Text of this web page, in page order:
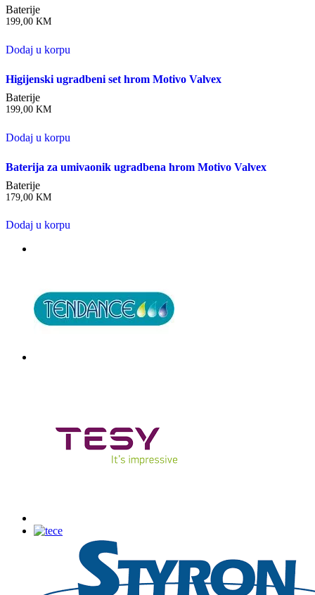
Baterije
199,00 KM
Dodaj u korpu
Higijenski ugradbeni set hrom Motivo Valvex
Baterije
199,00 KM
Dodaj u korpu
Baterija za umivaonik ugradbena hrom Motivo Valvex
Baterije
179,00 KM
Dodaj u korpu